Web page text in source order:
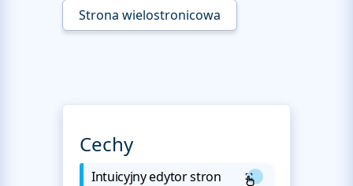
Strona wielostronicowa
Cechy
Intuicyjny edytor stron